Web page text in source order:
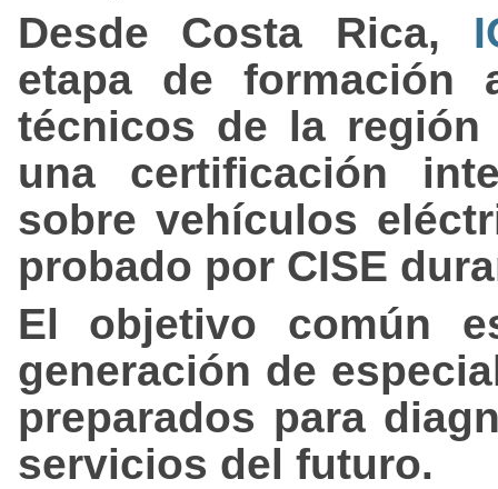
Desde Costa Rica,
etapa de formación
técnicos de la
una certificación
sobre vehículos
probado por CISE
El objetivo común
generación de
preparados para
servicios del futuro.